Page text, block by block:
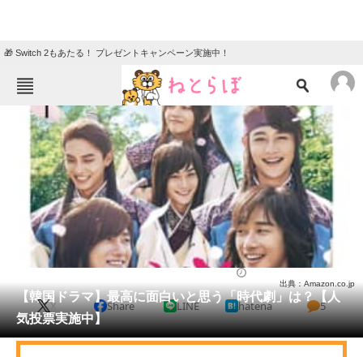
🎁 Switch 2もあたる！ プレゼントキャンペーン実施中！
ねとらぼメニュー
ニュース
エンタメ クイズ
グルメ 地域
住まい 教育・育児
リサーチ
会員記事
メディア
【韓国ドラマ】最高に面白いと思う「時代劇」は？【人
気投票実施中】
出典：Amazon.co.jp
X Share LINE hatena 5